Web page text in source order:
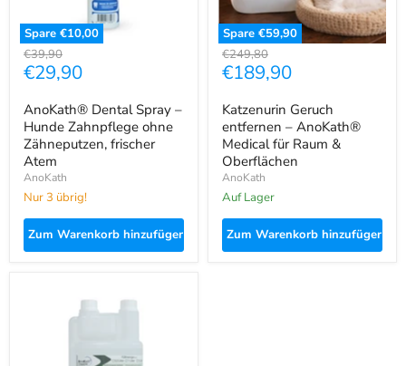
Spare €10,00
Ursprünglicher
Preis
€39,90
Aktueller
€29,90
AnoKath® Dental Spray –
Hunde Zahnpflege ohne
Zähneputzen, frischer
Atem
AnoKath
Nur 3 übrig!
Zum Warenkorb hinzufügen
Spare €59,90
Oberflächen
Ursprünglicher
Preis
€249,80
Aktueller
€189,90
Katzenurin Geruch
entfernen – AnoKath®
Medical für Raum &
Oberflächen
AnoKath
auf Lager
Zum Warenkorb hinzufügen